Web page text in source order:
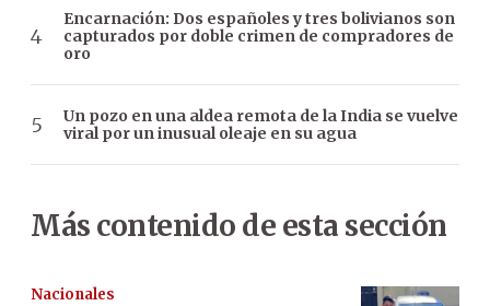
Encarnación: Dos españoles y tres bolivianos son
capturados por doble crimen de compradores de
oro
Un pozo en una aldea remota de la India se vuelve
viral por un inusual oleaje en su agua
Más contenido de esta sección
Nacionales